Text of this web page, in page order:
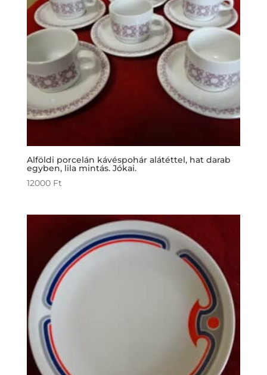
Alföldi porcelán kávéspohár alátéttel, hat darab
egyben, lila mintás. Jókai.
12000 Ft